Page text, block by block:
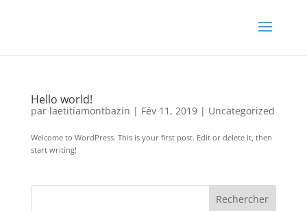
Hello world!
par laetitiamontbazin | Fév 11, 2019| Uncategorized
Welcome to WordPress. This is your first post. Edit or delete it, then
start writing!